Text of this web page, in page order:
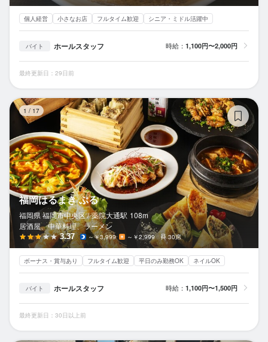
個人経営 小さなお店 フルタイム歓迎 シニア・ミドル活躍中
バイト ホールスタッフ 時給： 1,100円〜2,000円
最終更新日：29日前
1 / 17
福岡はるまき ぶる
福岡県 福岡市中央区 / 薬院大通駅 108m
居酒屋、中華料理、ラーメン
3.37 ～￥3,999 ～￥2,999 30席
ボーナス・賞与あり フルタイム歓迎 平日のみ勤務OK ネイルOK
バイト ホールスタッフ 時給： 1,100円〜1,500円
最終更新日：30日以上前